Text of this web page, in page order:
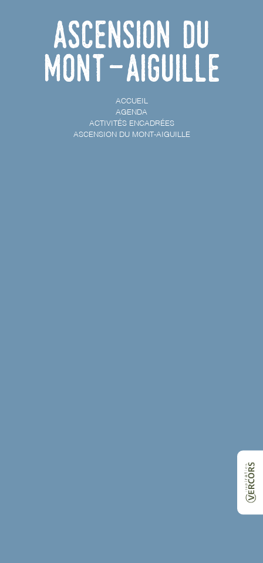
Ascension du
Mont-Aiguille
ACCUEIL
AGENDA
ACTIVITÉS ENCADRÉES
ASCENSION DU MONT-AIGUILLE